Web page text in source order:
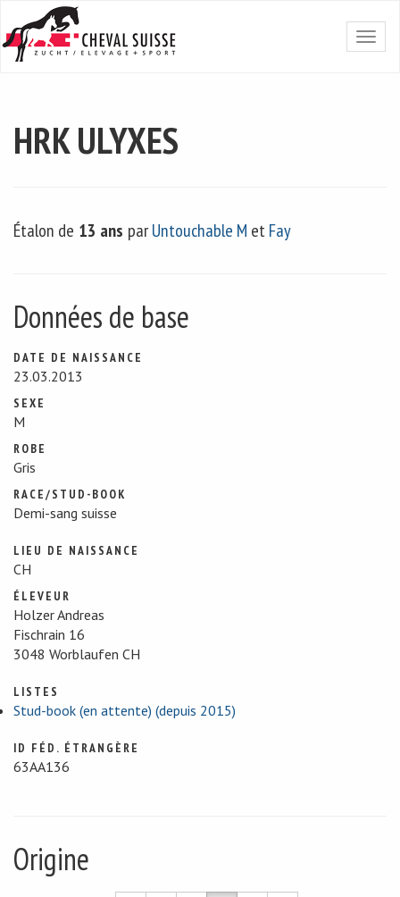
HRK ULYXES
Étalon de 13 ans parUntouchable M etFay
Données de base
DATE DE NAISSANCE
23.03.2013
SEXE
M
ROBE
Gris
RACE/STUD-BOOK
Demi-sang suisse
LIEU DE NAISSANCE
CH
ÉLEVEUR
Holzer Andreas
Fischrain 16
3048 Worblaufen CH
LISTES
Stud-book (en attente) (depuis 2015)
ID FÉD. ÉTRANGÈRE
63AA136
Origine